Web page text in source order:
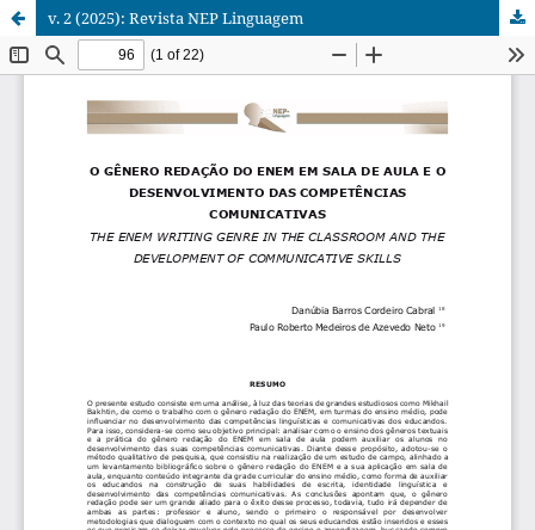
v. 2 (2025): Revista NEP Linguagem